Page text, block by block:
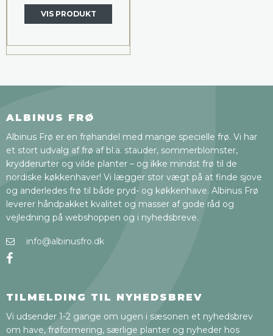
VIS PRODUKT
ALBINUS FRØ
Albinus Frø er en frøhandel med mange specielle frø. Vi har
et stort udvalg af frø af bl.a. stauder, sommerblomster,
krydderurter og vilde planter – og ikke mindst frø til de
nordiske køkkenhaver! Vi lægger stor vægt på at finde sjove
og anderledes frø til både pryd- og køkkenhave. Albinus Frø
leverer håndpakket kvalitet og masser af gode råd og
vejledning på webshoppen og i nyhedsbreve.
info@albinusfro.dk
TILMELDING TIL NYHEDSBREV
Vi udsender 1-2 gange om ugen i sæsonen et nyhedsbrev
om have, frøformering, særlige planter og nyheder hos